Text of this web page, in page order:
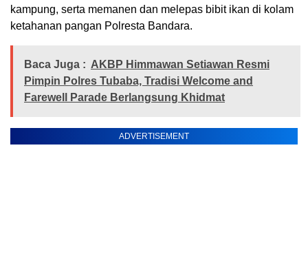
kampung, serta memanen dan melepas bibit ikan di kolam
ketahanan pangan Polresta Bandara.
Baca Juga : AKBP Himmawan Setiawan Resmi
Pimpin Polres Tubaba, Tradisi Welcome and
Farewell Parade Berlangsung Khidmat
ADVERTISEMENT